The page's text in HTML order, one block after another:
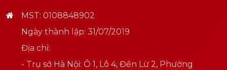
MST: 0108848902
Ngày thành lập: 31/07/2019
Địa chỉ:
- Trụ sở Hà Nội: Ô 1, Lô 4, Đền Lừ 2, Phường